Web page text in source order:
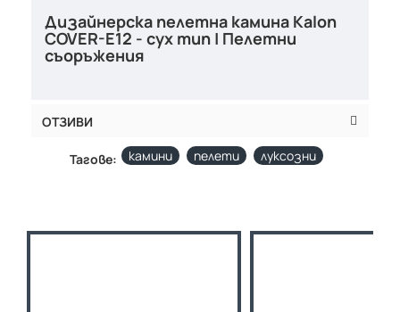
Дизайнерска пелетна камина Kalon
COVER-E12 - сух тип | Пелетни
съоръжения
ОТЗИВИ
Тагове: камини пелети луксозни